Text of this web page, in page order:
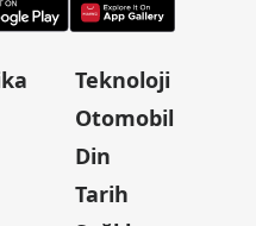
Teknoloji
Otomobil
Din
Tarih